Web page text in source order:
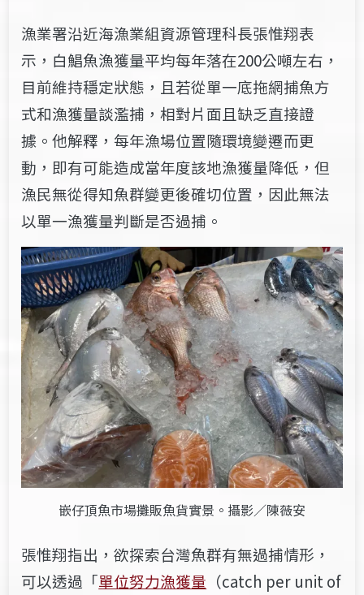
漁業署沿近海漁業組資源管理科長張惟翔表
示，白鯧魚漁獲量平均每年落在200公噸左右，
目前維持穩定狀態，且若從單一底拖網捕魚方
式和漁獲量談濫捕，相對片面且缺乏直接證
據。他解釋，每年漁場位置隨環境變遷而更
動，即有可能造成當年度該地漁獲量降低，但
漁民無從得知魚群變更後確切位置，因此無法
以單一漁獲量判斷是否過捕。
嵌仔頂魚市場攤販魚貨實景。攝影／陳薇安
張惟翔指出，欲探索台灣魚群有無過捕情形，
可以透過「單位努力漁獲量 （catch per unit of